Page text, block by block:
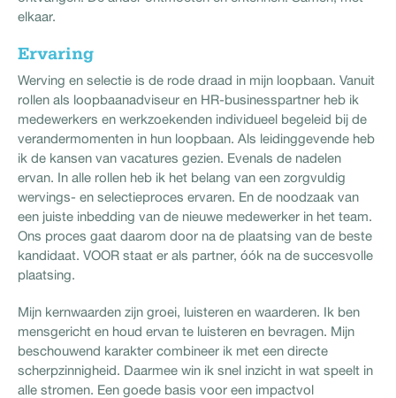
elkaar.
Ervaring
Werving en selectie is de rode draad in mijn loopbaan. Vanuit
rollen als loopbaanadviseur en HR-businesspartner heb ik
medewerkers en werkzoekenden individueel begeleid bij de
verandermomenten in hun loopbaan. Als leidinggevende heb
ik de kansen van vacatures gezien. Evenals de nadelen
ervan. In alle rollen heb ik het belang van een zorgvuldig
wervings- en selectieproces ervaren. En de noodzaak van
een juiste inbedding van de nieuwe medewerker in het team.
Ons proces gaat daarom door na de plaatsing van de beste
kandidaat. VOOR staat er als partner, óók na de succesvolle
plaatsing.
Mijn kernwaarden zijn groei, luisteren en waarderen. Ik ben
mensgericht en houd ervan te luisteren en bevragen. Mijn
beschouwend karakter combineer ik met een directe
scherpzinnigheid. Daarmee win ik snel inzicht in wat speelt in
alle stromen. Een goede basis voor een impactvol